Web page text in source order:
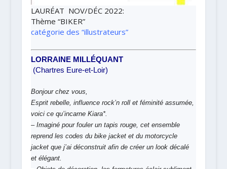
LAURÉAT NOV/DÉC 2022:
Thème “BIKER”
catégorie des “illustrateurs”
LORRAINE MILLÉQUANT
(Chartres Eure-et-Loir)
Bonjour chez vous,
Esprit rebelle, influence rock’n roll et féminité assumée,
voici ce qu’incarne Kiara*.
– Imaginé pour fouler un tapis rouge, cet ensemble
reprend les codes du bike jacket et du motorcycle
jacket que j’ai déconstruit afin de créer un look décalé
et élégant.